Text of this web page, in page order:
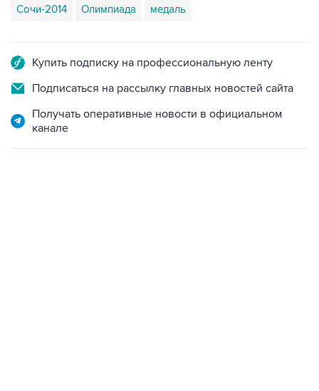
Сочи-2014 Олимпиада медаль
Купить подписку на профессиональную ленту
Подписаться на рассылку главных новостей сайта
Получать оперативные новости в официальном
канале